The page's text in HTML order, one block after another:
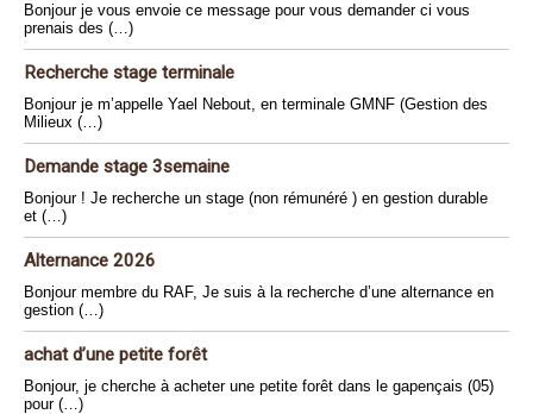
Bonjour je vous envoie ce message pour vous demander ci vous
prenais des (…)
Recherche stage terminale
Bonjour je m’appelle Yael Nebout, en terminale GMNF (Gestion des
Milieux (…)
Demande stage 3semaine
Bonjour ! Je recherche un stage (non rémunéré ) en gestion durable
et (…)
Alternance 2026
Bonjour membre du RAF, Je suis à la recherche d’une alternance en
gestion (…)
achat d’une petite forêt
Bonjour, je cherche à acheter une petite forêt dans le gapençais (05)
pour (…)